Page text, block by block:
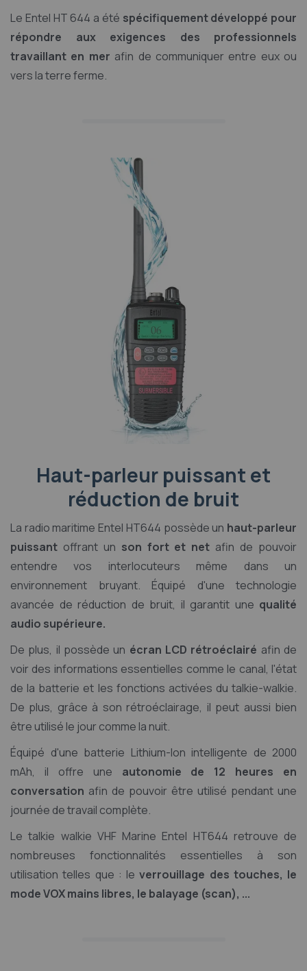
Le Entel HT 644 a été spécifiquement développé pour
répondre aux exigences des professionnels
travaillant en mer afin de communiquer entre eux ou
vers la terre ferme.
Haut-parleur puissant et
réduction de bruit
La radio maritime Entel HT644 possède un haut-parleur
puissant offrant un son fort et net afin de pouvoir
entendre vos interlocuteurs même dans un
environnement bruyant. Équipé d'une technologie
avancée de réduction de bruit, il garantit une qualité
audio supérieure.
De plus, il possède un écran LCD rétroéclairé afin de
voir des informations essentielles comme le canal, l'état
de la batterie et les fonctions activées du talkie-walkie.
De plus, grâce à son rétroéclairage, il peut aussi bien
être utilisé le jour comme la nuit.
Équipé d'une batterie Lithium-Ion intelligente de 2000
mAh, il offre une autonomie de 12 heures en
conversation afin de pouvoir être utilisé pendant une
journée de travail complète.
Le talkie walkie VHF Marine Entel HT644 retrouve de
nombreuses fonctionnalités essentielles à son
utilisation telles que : le verrouillage des touches, le
mode VOX mains libres, le balayage (scan), ...